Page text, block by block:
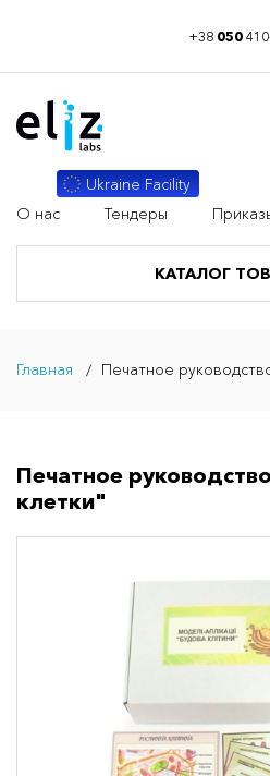
+38 050
КАТАЛОГ
Ukraine Facility
О нас
Тендеры
Главная Печатное
Печатное
клетки"